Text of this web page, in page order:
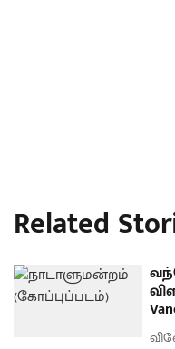
Related